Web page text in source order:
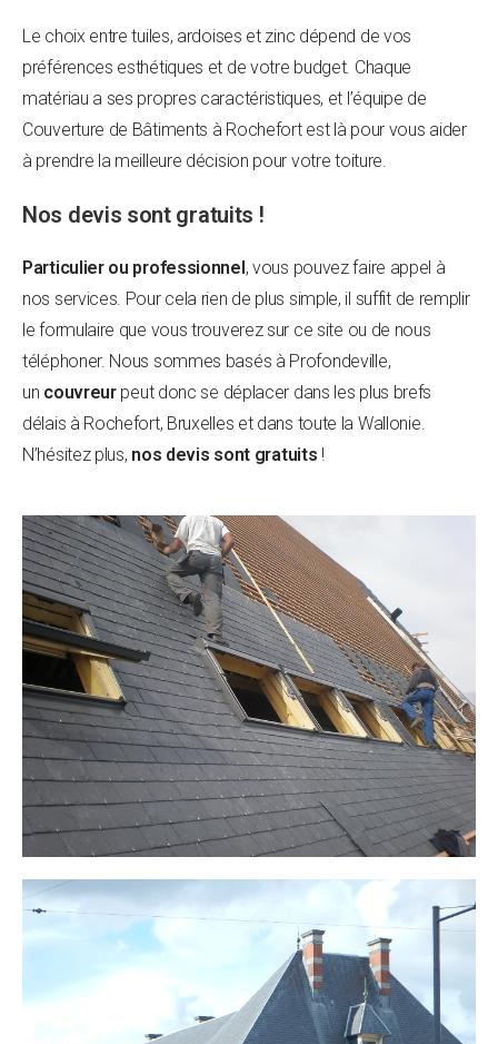
Le choix entre tuiles, ardoises et zinc dépend de vos
préférences esthétiques et de votre budget. Chaque
matériau a ses propres caractéristiques, et l’équipe de
Couverture de Bâtiments à Rochefort est là pour vous aider
à prendre la meilleure décision pour votre toiture.
Nos devis sont gratuits !
Particulier ou professionnel , vous pouvez faire appel à
nos services. Pour cela rien de plus simple, il suffit de remplir
le formulaire que vous trouverez sur ce site ou de nous
téléphoner. Nous sommes basés à Profondeville,
un couvreurpeut donc se déplacer dans les plus brefs
délais à Rochefort, Bruxelles et dans toute la Wallonie.
N’hésitez plus, nos devis sont gratuits !